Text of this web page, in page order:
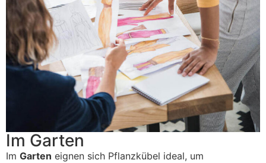
Im Garten
Im Garten eignen sich Pflanzkübel ideal, um